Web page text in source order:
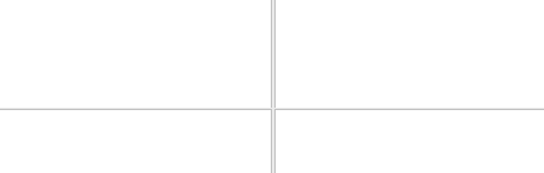
PISCINA